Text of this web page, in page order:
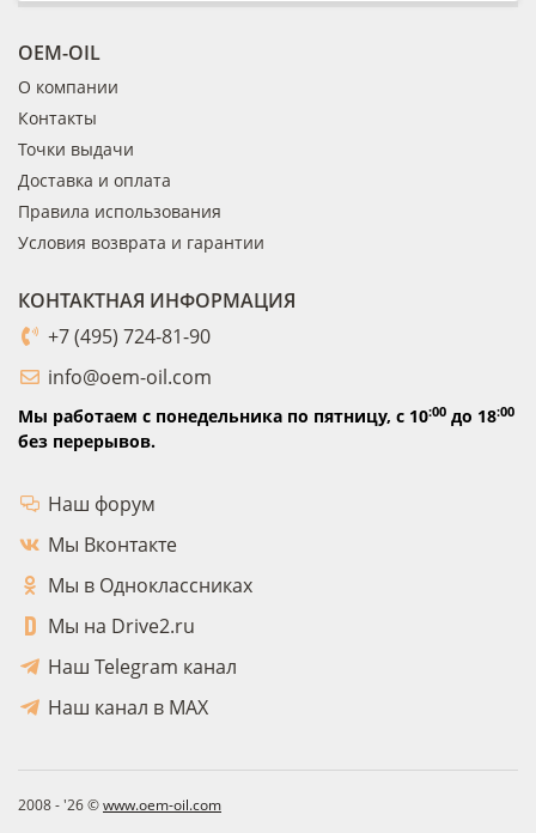
OEM-OIL
О компании
Контакты
Точки выдачи
Доставка и оплата
Правила использования
Условия возврата и гарантии
КОНТАКТНАЯ ИНФОРМАЦИЯ
+7 (495) 724-81-90
info@oem-oil.com
Мы работаем с понедельника по пятницу, с 10:00 до 18:00
без перерывов.
Наш форум
Мы Вконтакте
Мы в Одноклассниках
Мы на Drive2.ru
Наш Telegram канал
Наш канал в MAX
2008 - '26 ©www.oem-oil.com